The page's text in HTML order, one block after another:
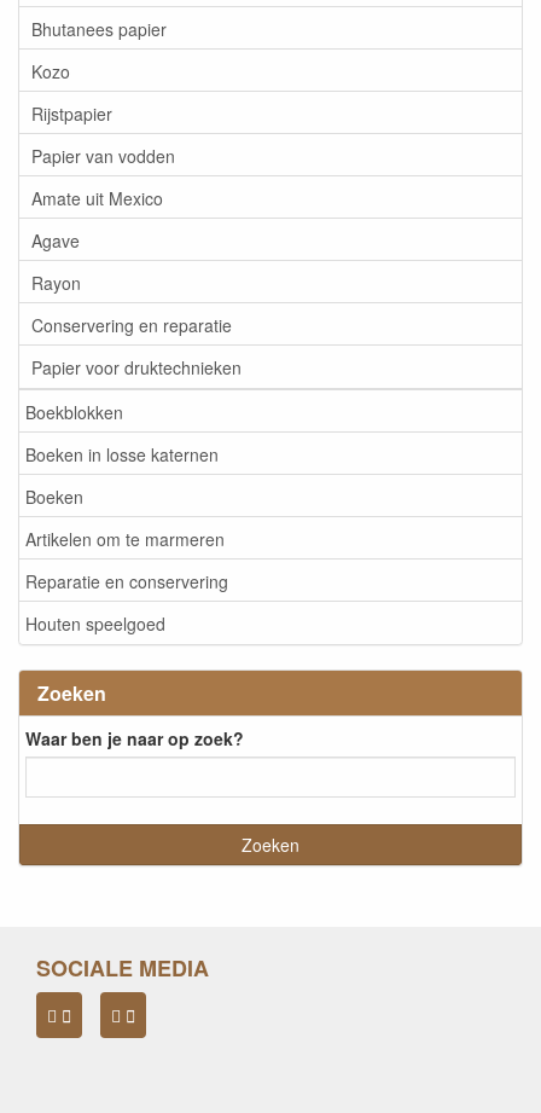
Bhutanees papier
Kozo
Rijstpapier
Papier van vodden
Amate uit Mexico
Agave
Rayon
Conservering en reparatie
Papier voor druktechnieken
Boekblokken
Boeken in losse katernen
Boeken
Artikelen om te marmeren
Reparatie en conservering
Houten speelgoed
Zoeken
Waar ben je naar op zoek?
SOCIALE MEDIA